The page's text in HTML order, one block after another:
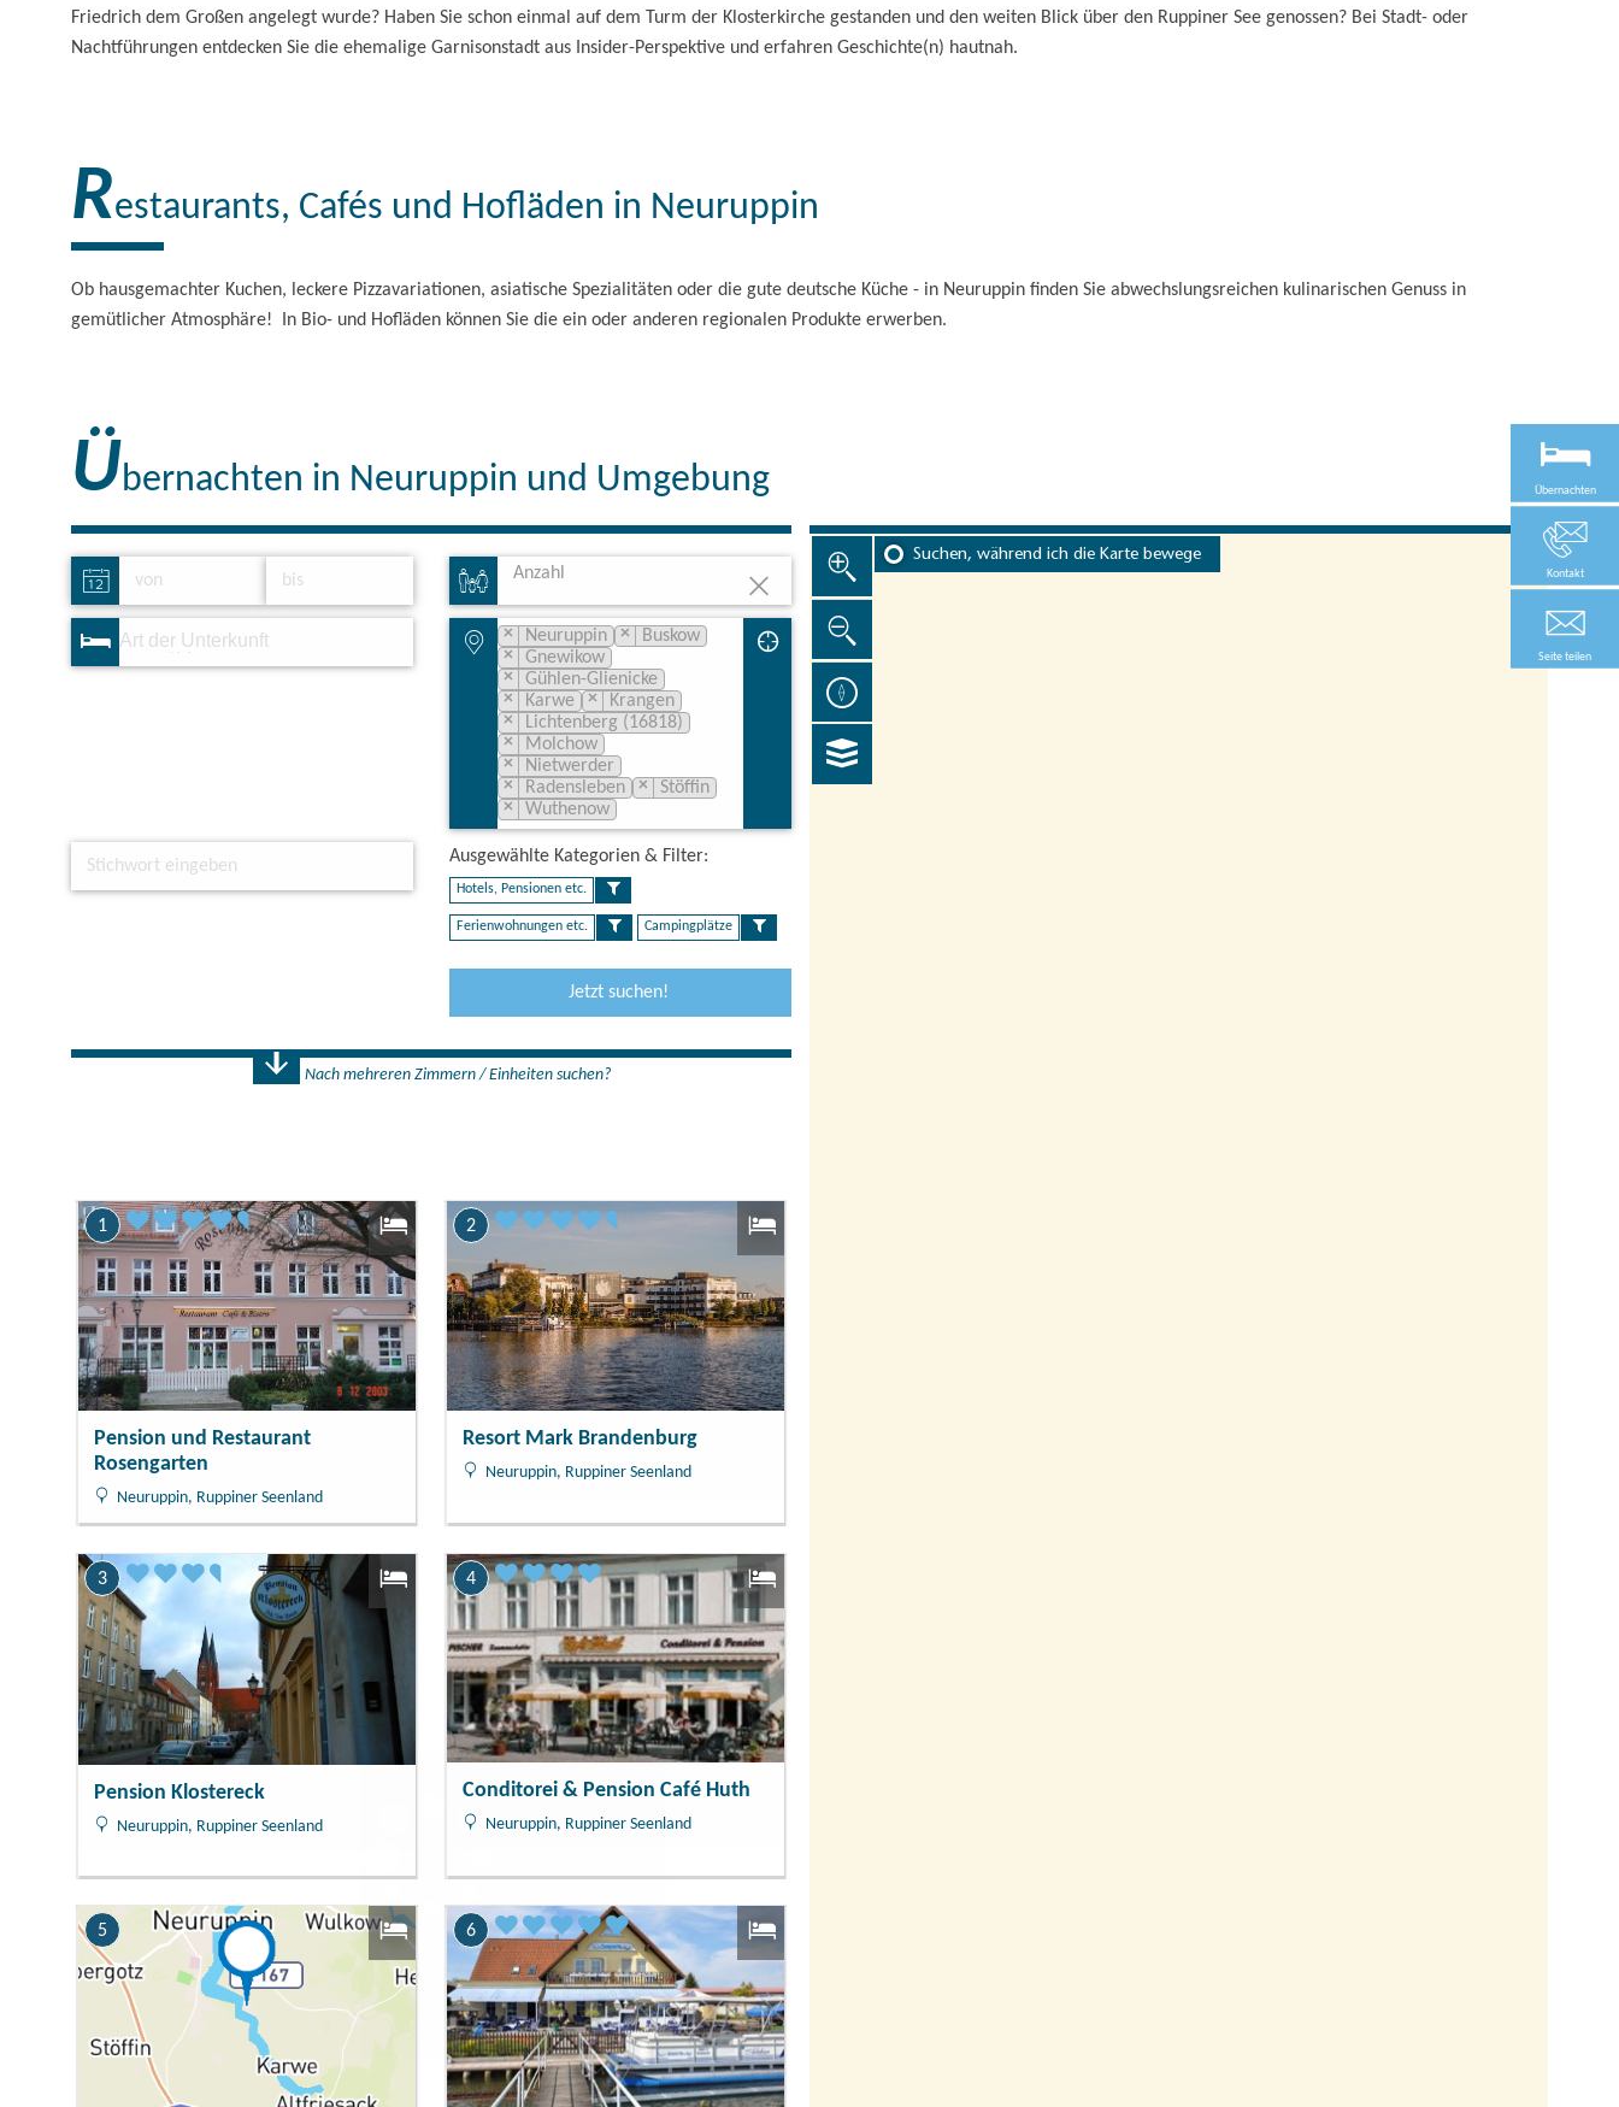
Friedrich dem Großen angelegt wurde? Haben Sie schon einmal auf dem Turm der Klosterkirche gestanden und den weiten Blick über den Ruppiner See genossen? Bei Stadt- oder
Nachtführungen entdecken Sie die ehemalige Garnisonstadt aus Insider-Perspektive und erfahren Geschichte(n) hautnah.
Restaurants, Cafés und Hofläden in Neuruppin
Ob hausgemachter Kuchen, leckere Pizzavariationen, asiatische Spezialitäten oder die gute deutsche Küche - in Neuruppin finden Sie abwechslungsreichen kulinarischen Genuss in
gemütlicher Atmosphäre! In Bio- und Hofläden können Sie die ein oder anderen regionalen Produkte erwerben.
Übernachten in Neuruppin und Umgebung
Anzahl
× Neuruppin ×
Buskow
×
Gnewikow
×
Gühlen-Glienicke
×
Karwe ×
Krangen
×
Lichtenberg (16818)
×
Molchow
×
Nietwerder
×
Radensleben ×
Stöffin
×
Wuthenow
Ausgewählte Kategorien & Filter:​
Hotels, Pensionen etc.
Ferienwohnungen etc. Campingplätze
Jetzt suchen!
Nach mehreren Zimmern / Einheiten suchen?
1
Pension und Restaurant
Rosengarten
Neuruppin, Ruppiner Seenland
2
Resort Mark Brandenburg
Neuruppin, Ruppiner Seenland
3
Pension Klostereck
Neuruppin, Ruppiner Seenland
4
Conditorei & Pension Café Huth
Neuruppin, Ruppiner Seenland
5 6
Suchen, während ich die Karte bewege
Übernachten
Kontakt
Seite teilen